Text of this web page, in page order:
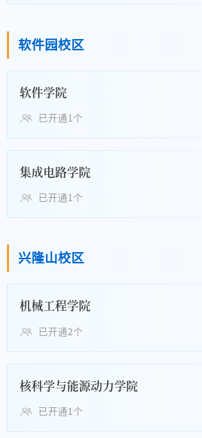
软件园校区
软件学院
已开通1个
集成电路学院
已开通1个
兴隆山校区
机械工程学院
已开通2个
核科学与能源动力学院
已开通1个